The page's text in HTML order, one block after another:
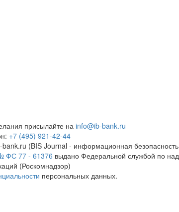
присылайте наinfo@ib-bank.ru
+7 (495) 921-42-44
(BIS Journal - информационная
ФС 77 - 61376 выдано Федеральной службой по
(Роскомнадзор)
персональных данных.